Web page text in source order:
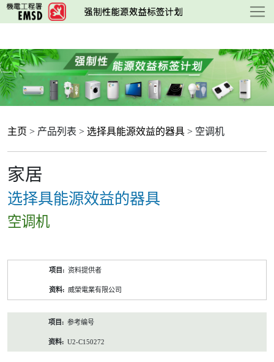
跳
至
要
内
容
主页 > 产品列表 > 选择具能源效益的器具 > 空调机
家居
选择具能源效益的器具
空调机
资料提供者
威榮電業有限公司
参考编号
U2-C150272